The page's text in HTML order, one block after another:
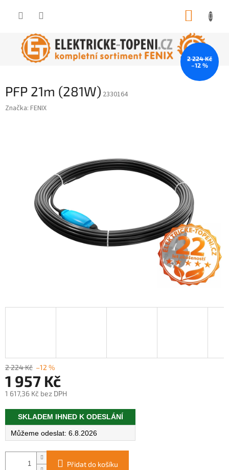
PFP 21m (281W) 2330164
Značka: FENIX
2 224 Kč
–12 %
2 224 Kč –12 %
1 957 Kč
1 617,36 Kč bez DPH
Měrná
cena:SKLADEM IHNED K ODESLÁNÍ
6.8.2026
Přidat do košíku